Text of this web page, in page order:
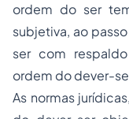
ordem do ser
subjetiva, ao
ser com
ordem do dever-
As normas